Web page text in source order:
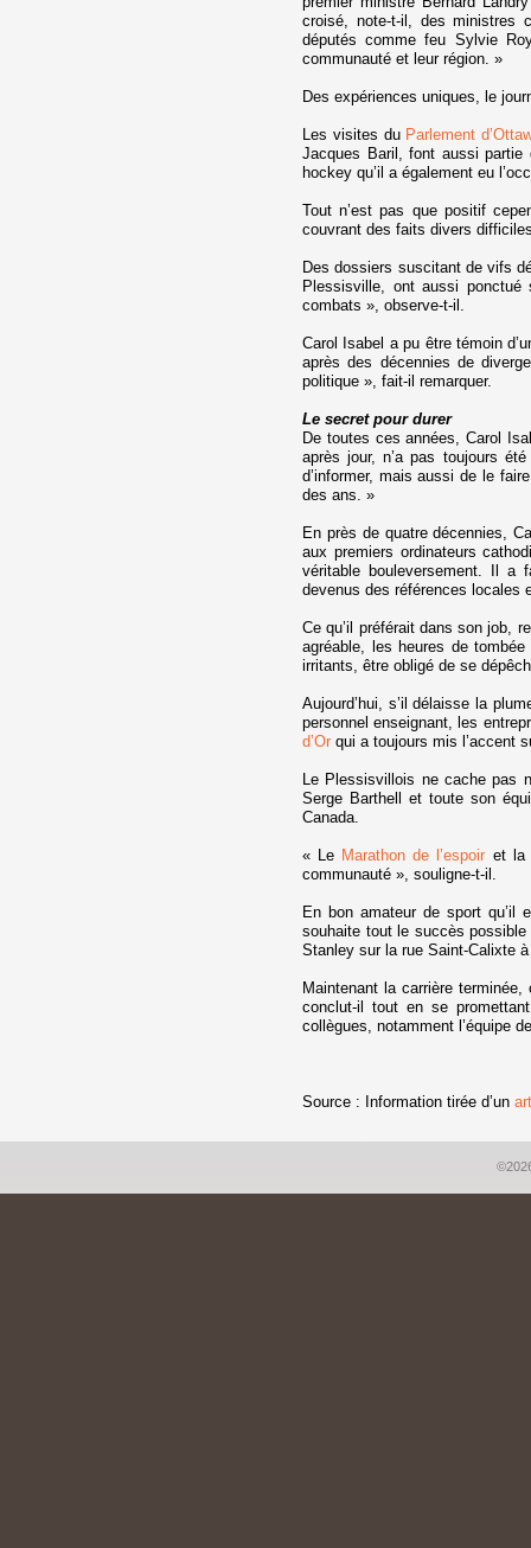
croisé, note-t-il, des ministres
députés comme feu Sylvie
communauté et leur région. »
Des expériences uniques, le
Les visites du Parlement
Jacques Baril, font aussi partie
hockey qu’il a également eu
Tout n’est pas que positif
couvrant des faits divers
Des dossiers suscitant de vifs
Plessisville, ont aussi ponctué
combats », observe-t-il.
Carol Isabel a pu être témoin
après des décennies de
politique », fait-il remarquer.
Le secret pour durer
De toutes ces années, Carol
après jour, n’a pas toujours
d’informer, mais aussi de le
des ans. »
En près de quatre décennies,
aux premiers ordinateurs
véritable bouleversement. Il a
devenus des références locales
Ce qu’il préférait dans son job,
agréable, les heures de
irritants, être obligé de se
Aujourd’hui, s’il délaisse la
personnel enseignant, les
d’Or qui a toujours mis l’accent
Le Plessisvillois ne cache pas
Serge Barthell et toute son
Canada.
« Le Marathon de l’espoir et la
communauté », souligne-t-il.
En bon amateur de sport
souhaite tout le succès
Stanley sur la rue Saint-Calixte
Maintenant la carrière
conclut-il tout en se
collègues, notamment l’équipe
Source : Information tirée d’un